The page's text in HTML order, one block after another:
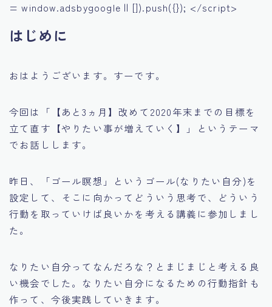
= window.adsbygoogle || []).push({}); </script>
はじめに
おはようございます。すーです。
今回は「【あと3ヵ月】改めて2020年末までの目標を
立て直す【やりたい事が増えていく】」というテーマ
でお話しします。
昨日、「ゴール瞑想」というゴール(なりたい自分)を
設定して、そこに向かってどういう思考で、どういう
行動を取っていけば良いかを考える講義に参加しまし
た。
なりたい自分ってなんだろな？とまじまじと考える良
い機会でした。なりたい自分になるための行動指針も
作って、今後実践していきます。